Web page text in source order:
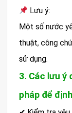
Lưu ý:
Một số nước
thuật, công
sử dụng.
3. Các lưu ý
pháp để